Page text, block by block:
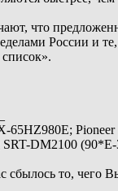
что
России и
65HZ980E;
SRT-DM2100
сбылось то, чего